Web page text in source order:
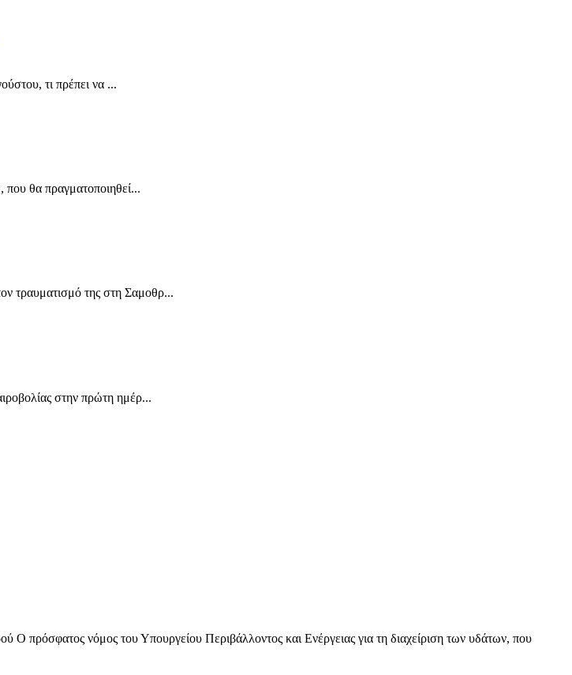
τι πρέπει να ...
που θα πραγματοποιηθεί...
τραυματισμό της στη Σαμοθρ...
στην πρώτη ημέρ...
πρόσφατος νόμος του Υπουργείου Περιβάλλοντος και Ενέργειας για τη διαχείριση των υδάτων, που